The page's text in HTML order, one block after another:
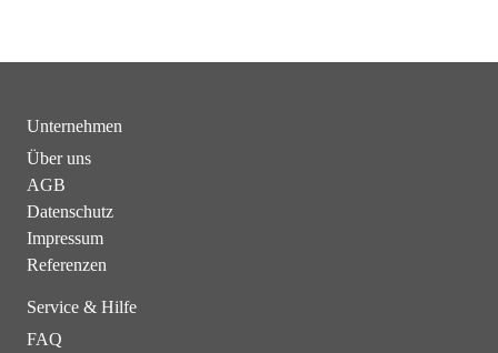
Unternehmen
Über uns
AGB
Datenschutz
Impressum
Referenzen
Service & Hilfe
FAQ